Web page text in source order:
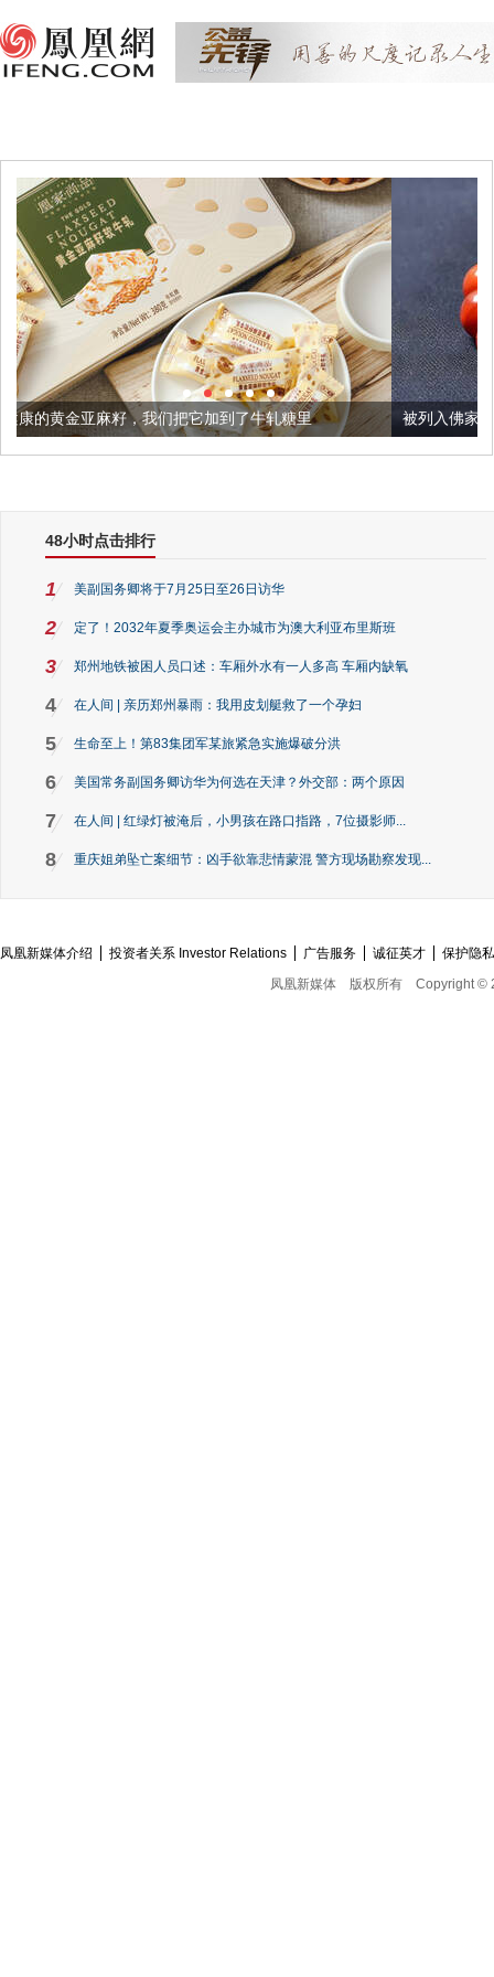
它加到了牛轧糖里 被列入佛家七宝的它到底有多美？
48小时点击排行
1 美副国务卿将于7月25日至26日访华
2 定了！2032年夏季奥运会主办城市为澳大利亚布里斯班
3 郑州地铁被困人员口述：车厢外水有一人多高 车厢内缺氧
4 在人间 | 亲历郑州暴雨：我用皮划艇救了一个孕妇
5 生命至上！第83集团军某旅紧急实施爆破分洪
6 美国常务副国务卿访华为何选在天津？外交部：两个原因
7 在人间 | 红绿灯被淹后，小男孩在路口指路，7位摄影师...
8 重庆姐弟坠亡案细节：凶手欲靠悲情蒙混 警方现场勘察发现...
凤凰新媒体介绍 投资者关系 Investor Relations 广告服务 诚征英才
保护隐
凤凰新媒体
版权所有 Copyright ©